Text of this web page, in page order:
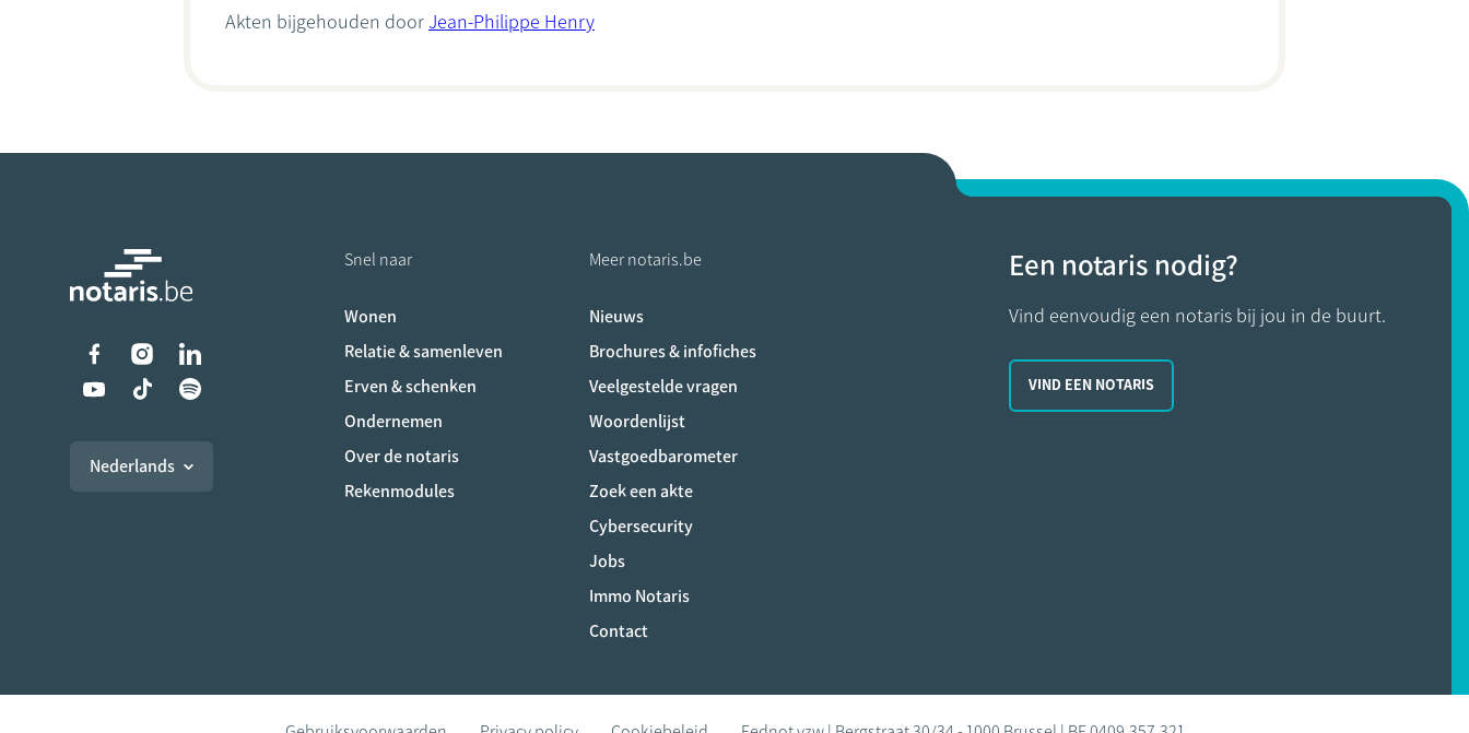
Akten bijgehouden door Jean-Philippe Henry
Liens vers les réseaux sociaux
Nederlands
Snel naar
Wonen
Relatie & samenleven
Erven & schenken
Ondernemen
Over de notaris
Rekenmodules
Meer notaris.be
Nieuws
Brochures & infofiches
Veelgestelde vragen
Woordenlijst
Vastgoedbarometer
Zoek een akte
Cybersecurity
Jobs
Immo Notaris
Contact
Een notaris nodig?
Vind eenvoudig een notaris bij jou in de buurt.
VIND EEN NOTARIS